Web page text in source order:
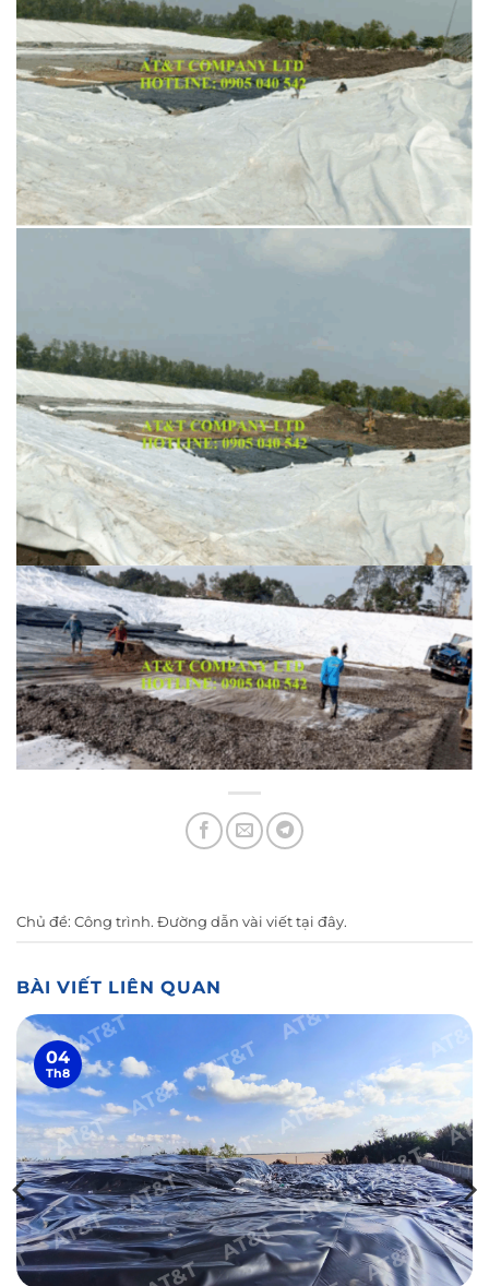
Chủ đề: Công trình. Đường dẫn vài viết tại đây.
BÀI VIẾT LIÊN QUAN
04
Th8